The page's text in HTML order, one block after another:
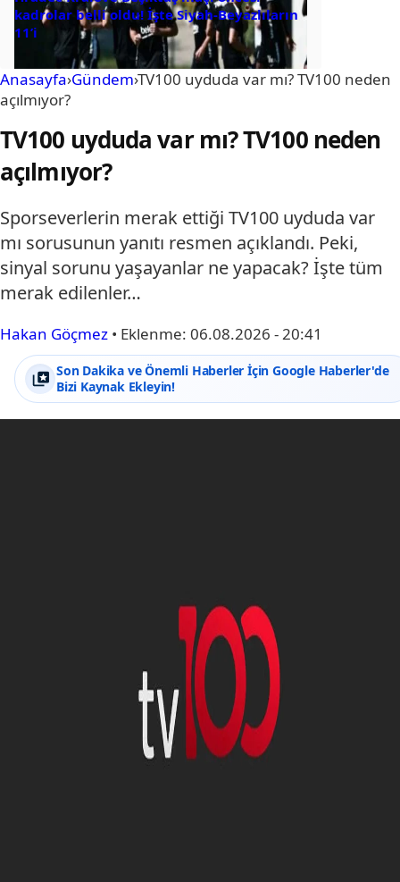
kadrolar belli oldu! İşte Siyah-Beyazlıların
11’i
Anasayfa›Gündem›TV100 uyduda var mı? TV100 neden
açılmıyor?
TV100 uyduda var mı? TV100 neden
açılmıyor?
Sporseverlerin merak ettiği TV100 uyduda var
mı sorusunun yanıtı resmen açıklandı. Peki,
sinyal sorunu yaşayanlar ne yapacak? İşte tüm
merak edilenler…
Hakan Göçmez • Eklenme: 06.08.2026 - 20:41
Son Dakika ve Önemli Haberler İçin Google Haberler'de
Bizi Kaynak Ekleyin!